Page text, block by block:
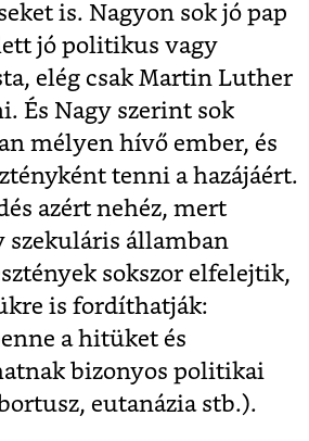
is. Nagyon sok jó pap
jó politikus vagy
elég csak Martin Luther
És Nagy szerint sok
mélyen hívő ember, és
tenni a hazájáért.
azért nehéz, mert
szekuláris államban
sokszor elfelejtik,
is fordíthatják:
a hitüket és
bizonyos politikai
eutanázia stb.).